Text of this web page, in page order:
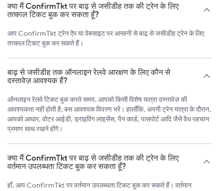
क्या मैं ConfirmTkt पर बाढ़ से जसीडीह तक की ट्रेन के लिए
तत्काल टिकट बुक कर सकता हूँ?
आप ConfirmTkt ट्रेन ऐप या वेबसाइट पर आसानी से बाढ़ से जसीडीह ट्रेन के लिए
तत्काल टिकट बुक कर सकते हैं।
बाढ़ से जसीडीह तक ऑनलाइन रेलवे आरक्षण के लिए कौन से
दस्तावेज़ आवश्यक हैं?
ऑनलाइन रेलवे टिकट बुक करते समय, आपको किसी विशेष यात्रा दस्तावेज़ की
आवश्यकता नहीं होती है; बस आवश्यक विवरण भरें। हालाँकि, अपनी ट्रेन यात्रा के दौरान,
आपको आधार, वोटर आईडी, ड्राइविंग लाइसेंस, पैन कार्ड, पासपोर्ट आदि जैसे वैध पहचान
प्रमाण साथ रखने होंगे।
क्या मैं ConfirmTkt पर बाढ़ से जसीडीह तक की ट्रेन के लिए
वर्तमान उपलब्धता टिकट बुक कर सकता हूँ?
हाँ, आप ConfirmTkt पर वर्तमान उपलब्धता टिकट बुक कर सकते हैं। वर्तमान